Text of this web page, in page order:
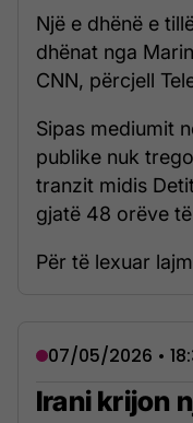
Një e dhënë e
dhënat nga
CNN, përcjell
Sipas mediumit
publike nuk
tranzit midis
gjatë 48 orëve
Për të lexuar
07/05/2026 •
Irani krijon